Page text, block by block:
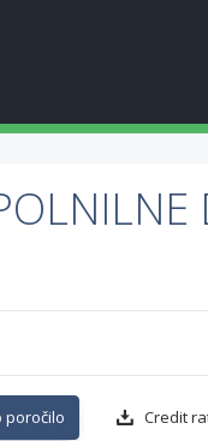
poročilo Credit